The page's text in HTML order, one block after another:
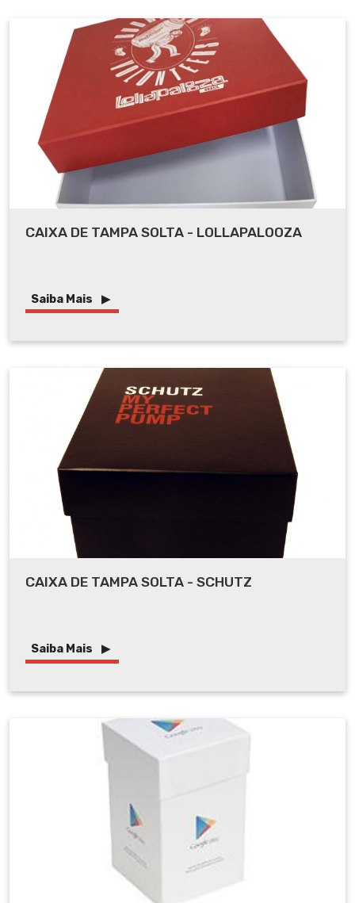
CAIXA DE TAMPA SOLTA - LOLLAPALOOZA
Saiba Mais
CAIXA DE TAMPA SOLTA - SCHUTZ
Saiba Mais